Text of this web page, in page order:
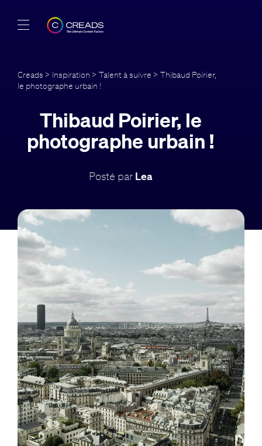
Offres
À propos
Guide
FR
Creads > Inspiration > Talent à suivre > Thibaud Poirier,
le photographe urbain !
Thibaud Poirier, le
photographe urbain !
Posté par Lea